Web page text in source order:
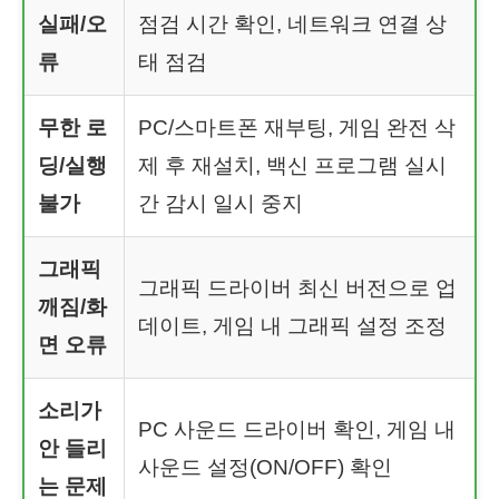
실패/오
류
점검 시간 확인, 네트워크 연결 상
태 점검
무한 로
딩/실행
불가
PC/스마트폰 재부팅, 게임 완전 삭
제 후 재설치, 백신 프로그램 실시
간 감시 일시 중지
그래픽
깨짐/화
면 오류
그래픽 드라이버 최신 버전으로 업
데이트, 게임 내 그래픽 설정 조정
소리가
안 들리
는 문제
PC 사운드 드라이버 확인, 게임 내
사운드 설정(ON/OFF) 확인